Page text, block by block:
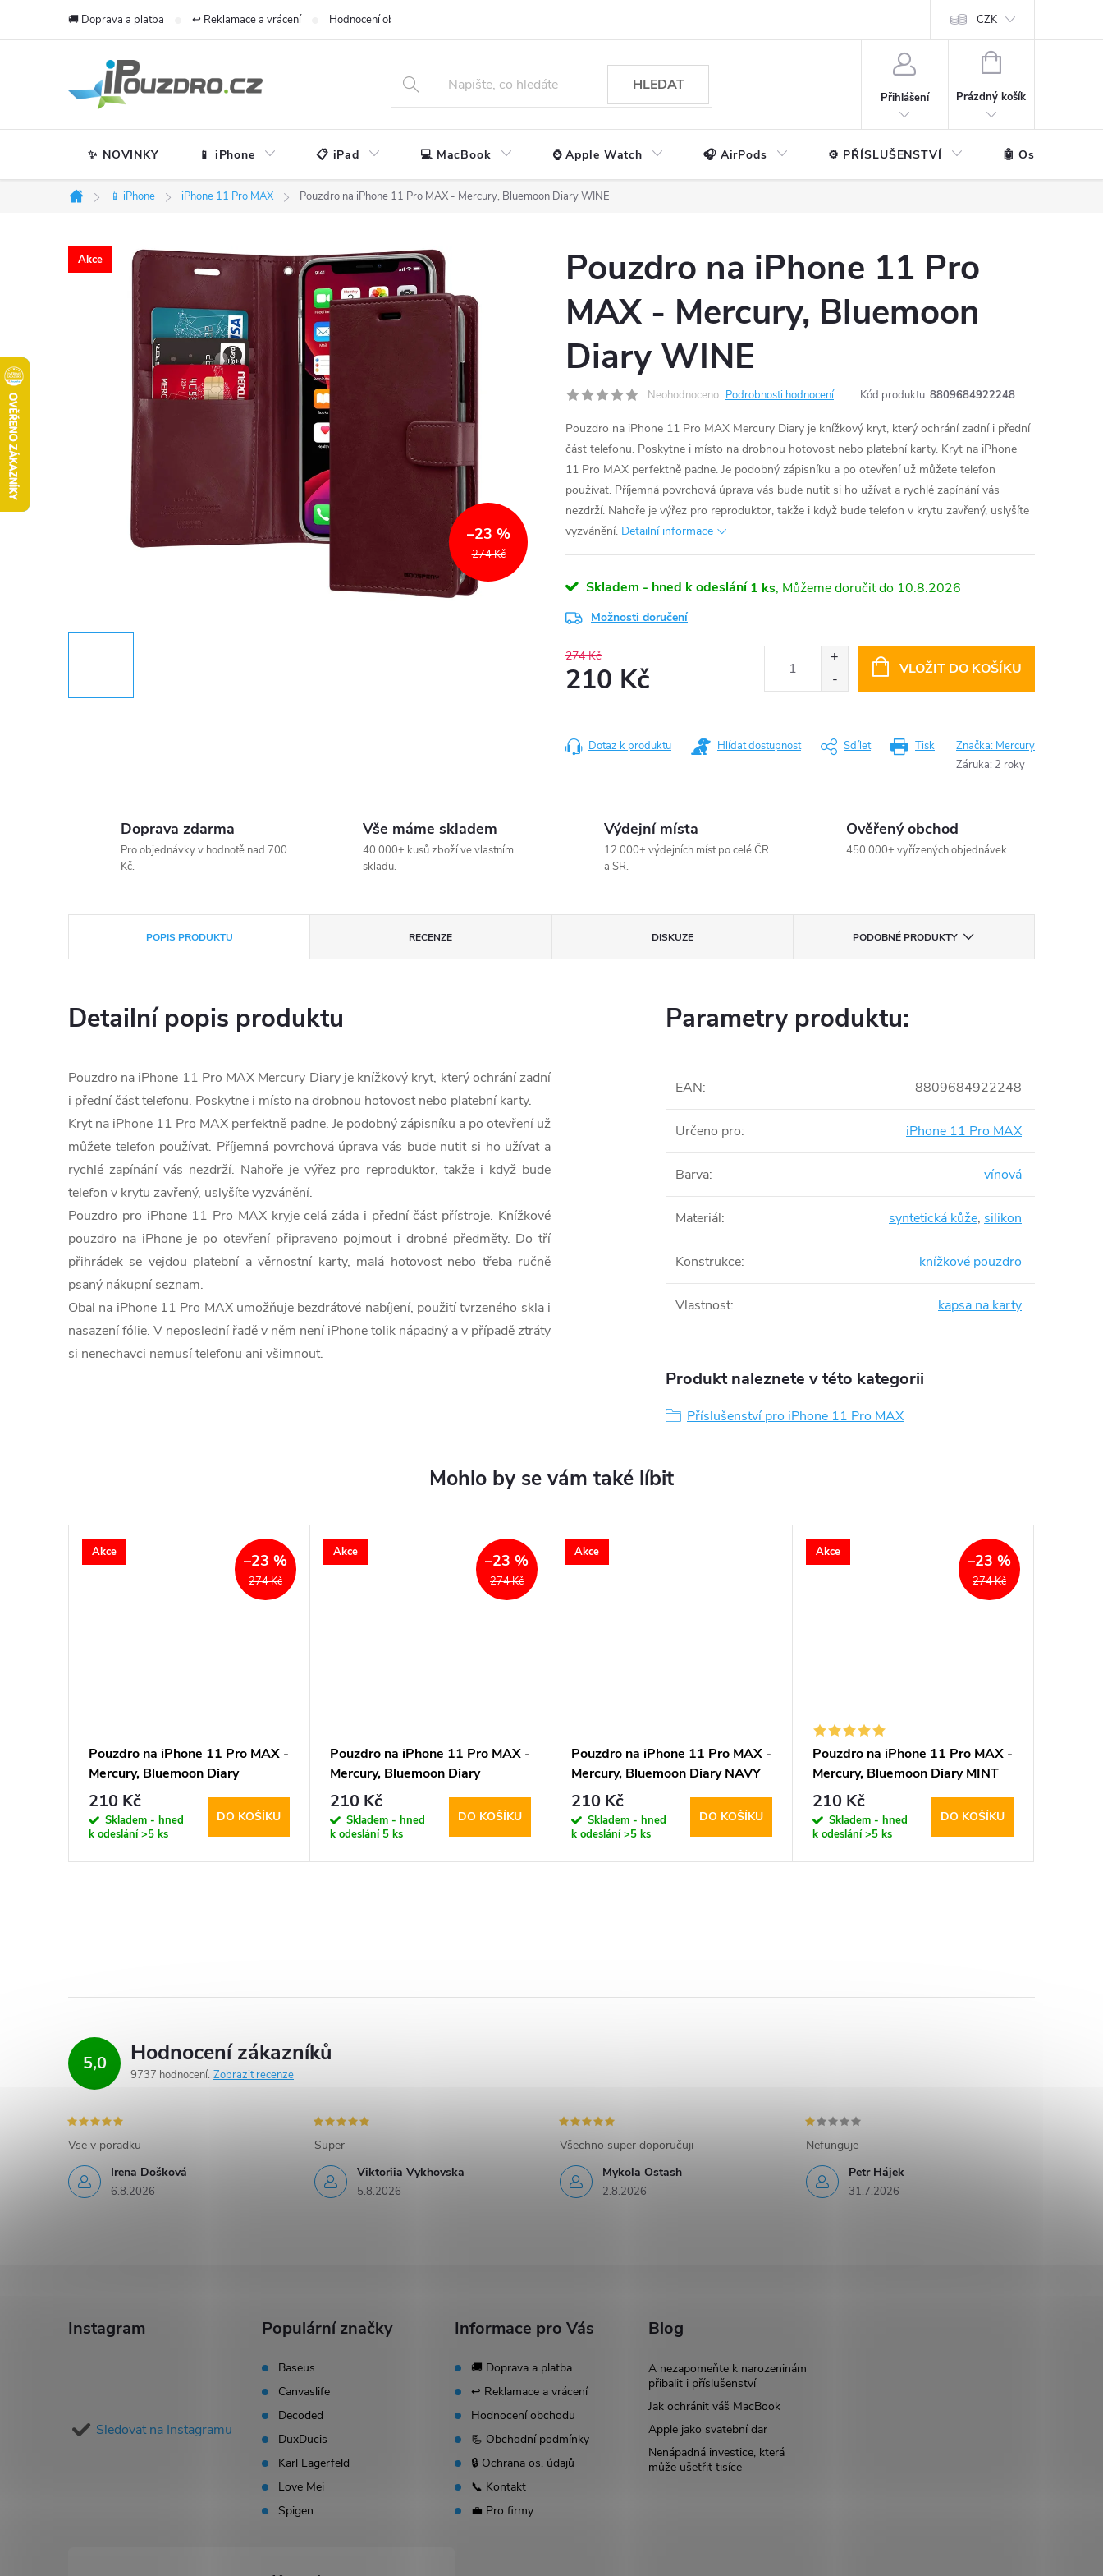
🚚 Doprava a platba ↩️ Reklamace a vrácení Hodnocení obchodu CZK
HLEDAT
Přihlášení
NÁKUPNÍ
Prázdný košík
✨ NOVINKY 📱 iPhone 📋 iPad 💻 MacBook ⌚ Apple Watch 🎧 AirPods ⚙️ PŘÍSLUŠENSTVÍ 🤖 Ostatní
Domů
📱 iPhone iPhone 11 Pro MAX Pouzdro na iPhone 11 Pro MAX - Mercury, Bluemoon Diary WINE
Akce
274 Kč
–23 %
Pouzdro na iPhone 11 Pro
MAX - Mercury, Bluemoon
Diary WINE
Neohodnoceno Podrobnosti hodnocení Kód produktu: 8809684922248
Pouzdro na iPhone 11 Pro MAX Mercury Diary je knížkový kryt, který ochrání zadní i přední
část telefonu. Poskytne i místo na drobnou hotovost nebo platební karty. Kryt na iPhone
11 Pro MAX perfektně padne. Je podobný zápisníku a po otevření už můžete telefon
používat. Příjemná povrchová úprava vás bude nutit si ho užívat a rychlé zapínání vás
nezdrží. Nahoře je výřez pro reproduktor, takže i když bude telefon v krytu zavřený, uslyšíte
vyzvánění. Detailní informace
Skladem - hned k odeslání 1 ks 10.8.2026
Možnosti doručení
274 Kč
210 Kč
cena:
VLOŽIT DO KOŠÍKU
Tisk
Dotaz k produktu Hlídat dostupnost Sdílet Značka: Mercury
Záruka: 2 roky
Doprava zdarma
Pro objednávky v hodnotě nad 700
Kč.
Vše máme skladem
40.000+ kusů zboží ve vlastním
skladu.
Výdejní místa
12.000+ výdejních míst po celé ČR
a SR.
Ověřený obchod
450.000+ vyřízených objednávek.
POPIS PRODUKTU RECENZE DISKUZE PODOBNÉ PRODUKTY
Detailní popis produktu
Pouzdro na iPhone 11 Pro MAX Mercury Diary je knížkový kryt, který ochrání zadní
i přední část telefonu. Poskytne i místo na drobnou hotovost nebo platební karty.
Kryt na iPhone 11 Pro MAX perfektně padne. Je podobný zápisníku a po otevření už
můžete telefon používat. Příjemná povrchová úprava vás bude nutit si ho užívat a
rychlé zapínání vás nezdrží. Nahoře je výřez pro reproduktor, takže i když bude
telefon v krytu zavřený, uslyšíte vyzvánění.
Pouzdro pro iPhone 11 Pro MAX kryje celá záda i přední část přístroje. Knížkové
pouzdro na iPhone je po otevření připraveno pojmout i drobné předměty. Do tří
přihrádek se vejdou platební a věrnostní karty, malá hotovost nebo třeba ručně
psaný nákupní seznam.
Obal na iPhone 11 Pro MAX umožňuje bezdrátové nabíjení, použití tvrzeného skla i
nasazení fólie. V neposlední řadě v něm není iPhone tolik nápadný a v případě ztráty
si nenechavci nemusí telefonu ani všimnout.
Parametry produktu:
EAN: 8809684922248
Určeno pro: iPhone 11 Pro MAX
Barva: vínová
Materiál: syntetická kůže, silikon
Konstrukce: knížkové pouzdro
Vlastnost: kapsa na karty
Produkt naleznete v této kategorii
Příslušenství pro iPhone 11 Pro MAX
Akce
274 Kč
–23 %
Pouzdro na iPhone 11 Pro MAX -
Mercury, Bluemoon Diary
BROWN
210 Kč
Skladem - hned
k odeslání>5 ks
DO KOŠÍKU
Akce
274 Kč
–23 %
Pouzdro na iPhone 11 Pro MAX -
Mercury, Bluemoon Diary
HOTPINK
210 Kč
Skladem - hned
k odeslání 5 ks
DO KOŠÍKU
Akce
Pouzdro na iPhone 11 Pro MAX -
Mercury, Bluemoon Diary NAVY
210 Kč
Skladem - hned
k odeslání>5 ks
DO KOŠÍKU
Akce
274 Kč
–23 %
Pouzdro na iPhone 11 Pro MAX -
Mercury, Bluemoon Diary MINT
210 Kč
Skladem - hned
k odeslání>5 ks
DO KOŠÍKU
5,0 Hodnocení zákazníků
9737 hodnocení Zobrazit recenze
Irena Došková
6.8.2026
Vse v poradku
Viktoriia Vykhovska
5.8.2026
Super
Mykola Ostash
2.8.2026
Všechno super doporučuji
Petr Hájek
31.7.2026
Nefunguje
Instagram
Sledovat na Instagramu
Populární značky
Baseus
Canvaslife
Decoded
DuxDucis
Karl Lagerfeld
Love Mei
Spigen
Informace pro Vás
🚚 Doprava a platba
↩️ Reklamace a vrácení
Hodnocení obchodu
📃 Obchodní podmínky
🔒 Ochrana os. údajů
📞 Kontakt
💼 Pro firmy
Blog
A nezapomeňte k narozeninám
přibalit i příslušenství
Jak ochránit váš MacBook
Apple jako svatební dar
Nenápadná investice, která
může ušetřit tisíce